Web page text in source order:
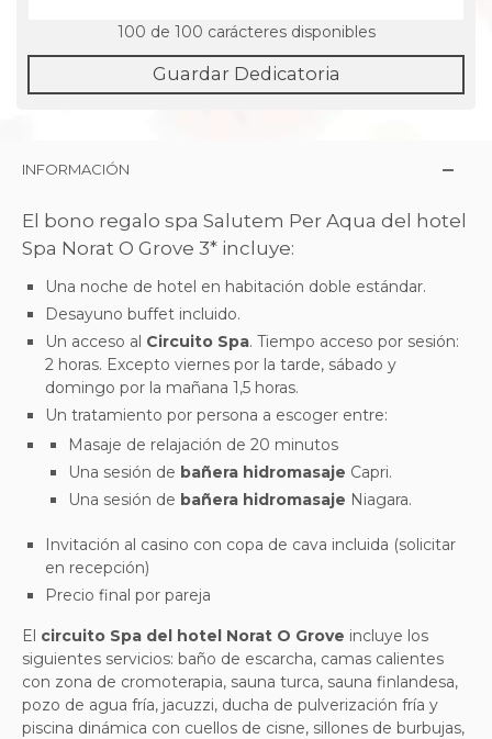
100 de 100 carácteres disponibles
Guardar Dedicatoria
INFORMACIÓN
El bono regalo spa Salutem Per Aqua del hotel
Spa Norat O Grove 3* incluye:
Una noche de hotel en habitación doble estándar.
Desayuno buffet incluido.
Un acceso al Circuito Spa. Tiempo acceso por sesión:
2 horas. Excepto viernes por la tarde, sábado y
domingo por la mañana 1,5 horas.
Un tratamiento por persona a escoger entre:
Masaje de relajación de 20 minutos
Una sesión de bañera hidromasaje Capri.
Una sesión de bañera hidromasaje Niagara.
Invitación al casino con copa de cava incluida (solicitar
en recepción)
Precio final por pareja
El circuito Spa del hotel Norat O Grove incluye los
siguientes servicios: baño de escarcha, camas calientes
con zona de cromoterapia, sauna turca, sauna finlandesa,
pozo de agua fría, jacuzzi, ducha de pulverización fría y
piscina dinámica con cuellos de cisne, sillones de burbujas,